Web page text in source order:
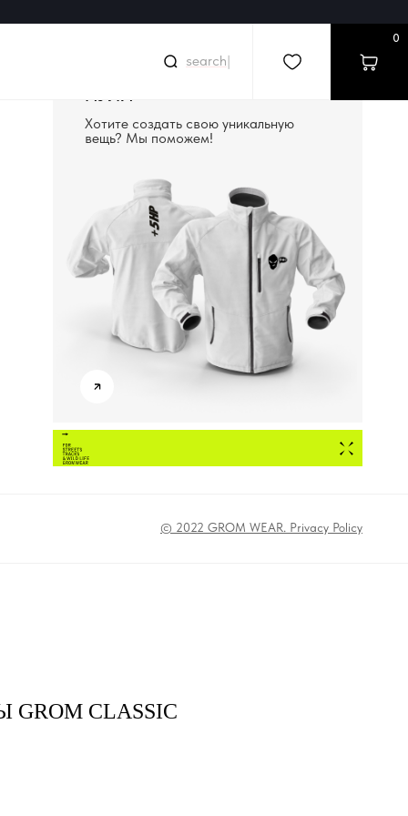
0
sear|
© 2022 GROM WEAR. Privacy Policy
СОЗДАДИМ ВЕЩЬ С
Хотите создать свою уникальную
вещь? Мы поможем!
CLASSIC